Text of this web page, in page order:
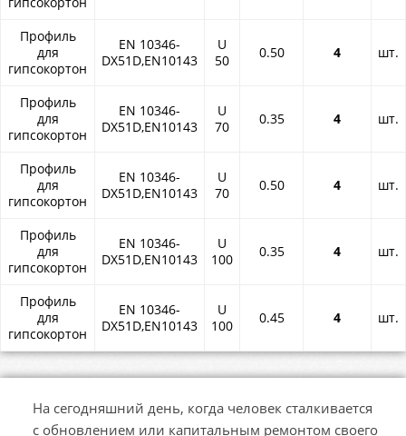
Профиль
для
гипсокортон
EN 10346-
DX51D,EN10143
U
50
0.50 4 шт.
Профиль
для
гипсокортон
EN 10346-
DX51D,EN10143
U
70
0.35 4 шт.
Профиль
для
гипсокортон
EN 10346-
DX51D,EN10143
U
70
0.50 4 шт.
Профиль
для
гипсокортон
EN 10346-
DX51D,EN10143
U
100
0.35 4 шт.
Профиль
для
гипсокортон
EN 10346-
DX51D,EN10143
U
100
0.45 4 шт.
На сегодняшний день, когда человек сталкивается
с обновлением или капитальным ремонтом своего